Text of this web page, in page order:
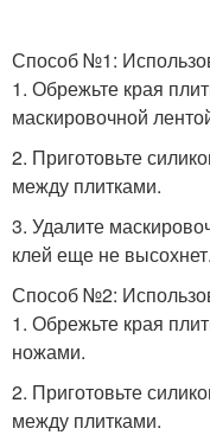
Способ №1:
1. Обрежьте края
маскировочной
2. Приготовьте
между плитками.
3. Удалите
клей еще не высохнет.
Способ №2:
1. Обрежьте края
ножами.
2. Приготовьте
между плитками.